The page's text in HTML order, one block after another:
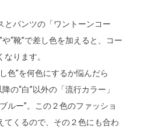
とパンツの「ワントーンコー
“靴”で差し色を加えると、コー
ります。
色”を何色にするか悩んだら
の“白”以外の「流行カラー」
ルー”。この２色のファッショ
てくるので、その２色にも合わ